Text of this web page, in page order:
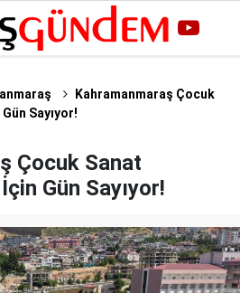
Kahramanmaraş Çocuk
Sayıyor!
Çocuk Sanat
Gün Sayıyor!